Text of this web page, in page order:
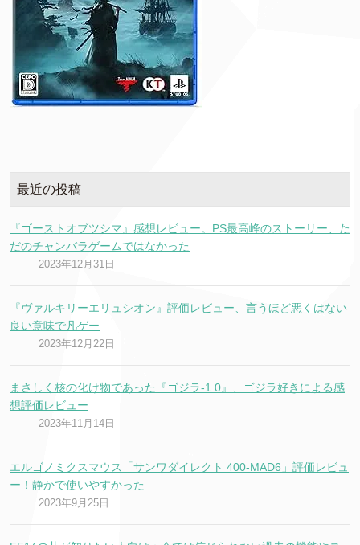
最近の投稿
『ゴーストオブツシマ』感想レビュー。PS最高峰のストーリー、た
だのチャンバラゲームではなかった
2023年12月31日
『ヴァルキリーエリュシオン』評価レビュー、言うほど悪くはない
良い意味で凡ゲー
2023年12月22日
まさしく核の化け物であった『ゴジラ-1.0』、ゴジラ好きによる感
想評価レビュー
2023年11月14日
エルゴノミクスマウス「サンワダイレクト 400-MAD6」評価レビュ
ー！静かで使いやすかった
2023年9月25日